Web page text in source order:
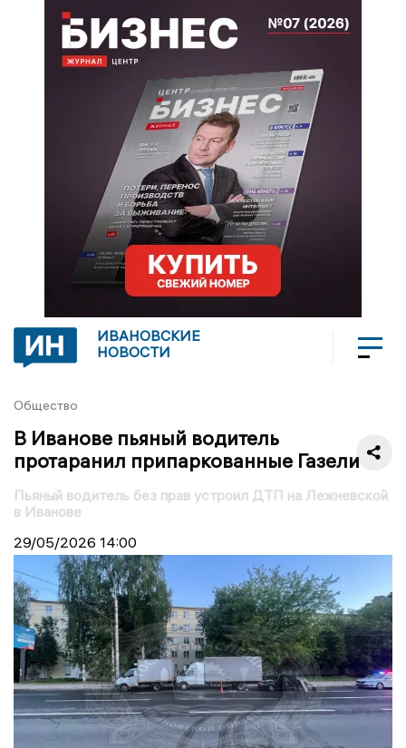
ИВАНОВСКИЕ
НОВОСТИ
Общество
В Иванове пьяный водитель
протаранил припаркованные Газели
Пьяный водитель без прав устроил ДТП на Лежневской
в Иванове
29/05/2026 14:00